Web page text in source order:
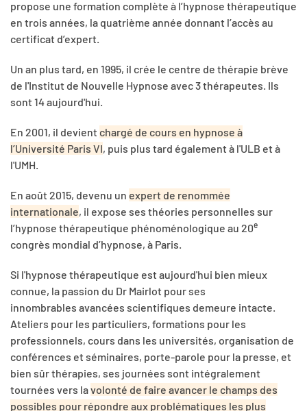
propose une formation complète à l’hypnose thérapeutique
en trois années, la quatrième année donnant l’accès au
certificat d’expert.
Un an plus tard, en 1995, il crée le centre de thérapie brève
de l'Institut de Nouvelle Hypnose avec 3 thérapeutes. Ils
sont 14 aujourd'hui.
En 2001, il devient chargé de cours en hypnose à
l’Université Paris VI, puis plus tard également à l'ULB et à
l'UMH.
En août 2015, devenu un expert de renommée
internationale, il expose ses théories personnelles sur
l’hypnose thérapeutique phénoménologique au 20e
congrès mondial d’hypnose, à Paris.
Si l'hypnose thérapeutique est aujourd'hui bien mieux
connue, la passion du Dr Mairlot pour ses
innombrables avancées scientifiques demeure intacte.
Ateliers pour les particuliers, formations pour les
professionnels, cours dans les universités, organisation de
conférences et séminaires, porte-parole pour la presse, et
bien sûr thérapies, ses journées sont intégralement
tournées vers lavolonté de faire avancer le champs des
possibles pour répondre aux problématiques les plus